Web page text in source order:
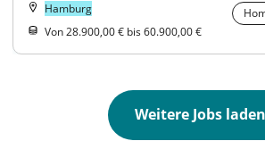
Hamburg
Von 28.900,00 € bis 60.900,00 €
Weitere Jobs laden